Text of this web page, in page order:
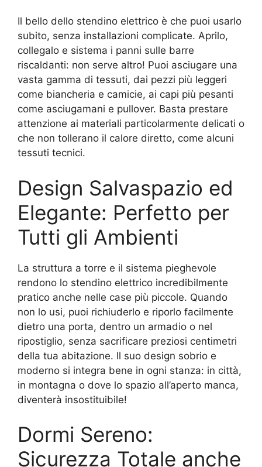
Il bello dello stendino elettrico è che puoi usarlo
subito, senza installazioni complicate. Aprilo,
collegalo e sistema i panni sulle barre
riscaldanti: non serve altro! Puoi asciugare una
vasta gamma di tessuti, dai pezzi più leggeri
come biancheria e camicie, ai capi più pesanti
come asciugamani e pullover. Basta prestare
attenzione ai materiali particolarmente delicati o
che non tollerano il calore diretto, come alcuni
tessuti tecnici.
Design Salvaspazio ed
Elegante: Perfetto per
Tutti gli Ambienti
La struttura a torre e il sistema pieghevole
rendono lo stendino elettrico incredibilmente
pratico anche nelle case più piccole. Quando
non lo usi, puoi richiuderlo e riporlo facilmente
dietro una porta, dentro un armadio o nel
ripostiglio, senza sacrificare preziosi centimetri
della tua abitazione. Il suo design sobrio e
moderno si integra bene in ogni stanza: in città,
in montagna o dove lo spazio all’aperto manca,
diventerà insostituibile!
Dormi Sereno:
Sicurezza Totale anche